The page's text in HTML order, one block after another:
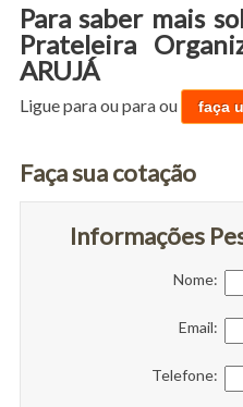
Para saber mais
Prateleira
ARUJÁ
Ligue paraou paraou faça
Faça sua cotação
Informações
Nome:
Email:
Telefone: